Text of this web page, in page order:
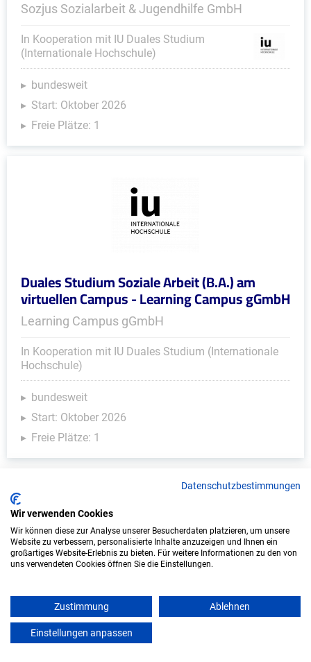
Sozjus Sozialarbeit & Jugendhilfe GmbH
In Kooperation mit IU Duales Studium
(Internationale Hochschule)
bundesweit
Start: Oktober 2026
Freie Plätze: 1
Duales Studium Soziale Arbeit (B.A.) am
virtuellen Campus - Learning Campus gGmbH
Learning Campus gGmbH
In Kooperation mit IU Duales Studium (Internationale
Hochschule)
bundesweit
Start: Oktober 2026
Freie Plätze: 1
Kunst & Design - Ausbildungsplätze
Datenschutzbestimmungen
Wir verwenden Cookies
Wir können diese zur Analyse unserer Besucherdaten platzieren, um unsere
Website zu verbessern, personalisierte Inhalte anzuzeigen und Ihnen ein
großartiges Website-Erlebnis zu bieten. Für weitere Informationen zu den von
uns verwendeten Cookies öffnen Sie die Einstellungen.
Zustimmung Ablehnen
Einstellungen anpassen